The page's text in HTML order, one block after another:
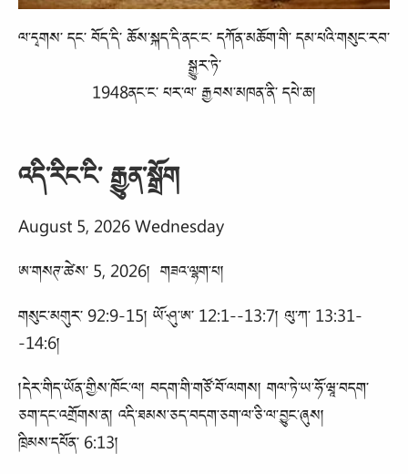
ལ་དྭགས་ དང་ བོད་དི་ ཆོས་སྐད་དི་ནང་ང་ དཀོན་མཆོག་གི་ དམ་པའི་གསུང་རབ་
སྒྱུར་ཏེ་
1948ནང་ང་ པར་ལ་ རྒྱབས་མཁན་ནི་ དཔེ་ཆ།
འདི་རིང་ངི་ རྒྱུན་སྒྲོག
August 5, 2026 Wednesday
ཨ་གསཊ་ཚེས་ 5, 2026། གཟའ་ལྷག་པ།
གསུང་མགུར་ 92:9-15། ཡོ་ཤུ་ཨ་ 12:1--13:7། ལུ་ཀ་ 13:31-
-14:6།
།དེར་གིད་ཡོན་གྱིས་ཁོང་ལ། བདག་གི་གཙོ་བོ་ལགས། གལ་ཏེ་ཡ་ཧོ་ཝཱ་བདག་
ཅག་དང་འགྲོགས་ན། འདི་ཐམས་ཅད་བདག་ཅག་ལ་ཅི་ལ་བྱུང་ཞུས།
ཁྲིམས་དཔོན་ 6:13།